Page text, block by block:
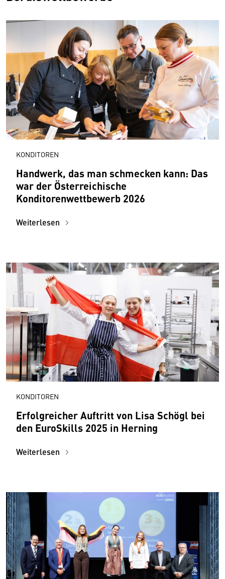
KONDITOREN
Handwerk, das man schmecken kann: Das
war der Österreichische
Konditorenwettbewerb 2026
Weiterlesen
KONDITOREN
Erfolgreicher Auftritt von Lisa Schögl bei
den EuroSkills 2025 in Herning
Weiterlesen